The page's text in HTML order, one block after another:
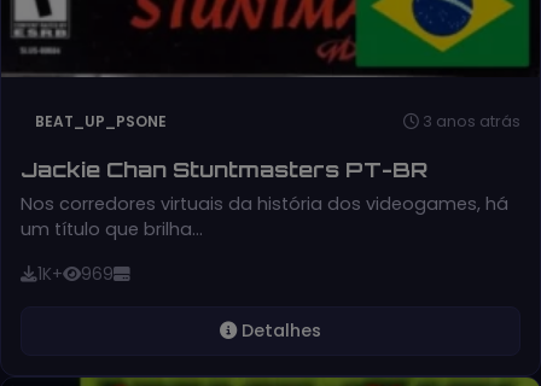
BEAT_UP_PSONE 3 anos atrás
Jackie Chan Stuntmasters PT-BR
Nos corredores virtuais da história dos videogames, há
um título que brilha…
1K+ 969
Detalhes